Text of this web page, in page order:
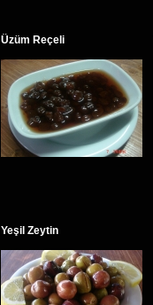
Üzüm Reçeli
Yeşil Zeytin